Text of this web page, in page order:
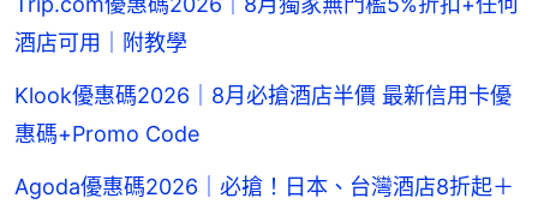
酒店可用｜附教學
Klook優惠碼2026｜8月必搶酒店半價 最新信用卡優
惠碼+Promo Code
Agoda優惠碼2026｜必搶！日本、台灣酒店8折起＋